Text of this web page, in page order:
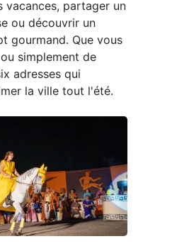
vacances, partager un
ou découvrir un
gourmand. Que vous
simplement de
adresses qui
la ville tout l'été.